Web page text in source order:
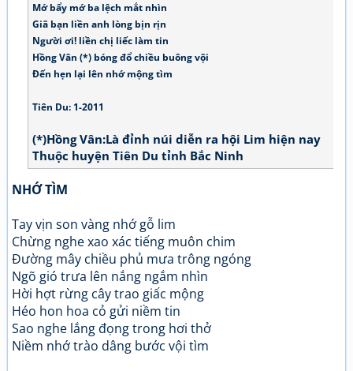
Mớ bẩy mớ ba lệch mắt nhìn
Giã bạn liền anh lòng bịn rịn
Người ơi! liền chị liếc làm tin
Hồng Vân (*) bóng đổ chiều buông vội
Đến hẹn lại lên nhớ mộng tìm
Tiên Du: 1-2011
(*)Hồng Vân:Là đỉnh núi diễn ra hội Lim hiện nay
Thuộc huyện Tiên Du tỉnh Bắc Ninh
NHỚ TÌM
Tay vịn son vàng nhớ gỗ lim
Chừng nghe xao xác tiếng muôn chim
Đường mây chiều phủ mưa trông ngóng
Ngõ gió trưa lên nắng ngắm nhìn
Hời hợt rừng cây trao giấc mộng
Héo hon hoa cỏ gửi niềm tin
Sao nghe lắng đọng trong hơi thở
Niềm nhớ trào dâng bước vội tìm